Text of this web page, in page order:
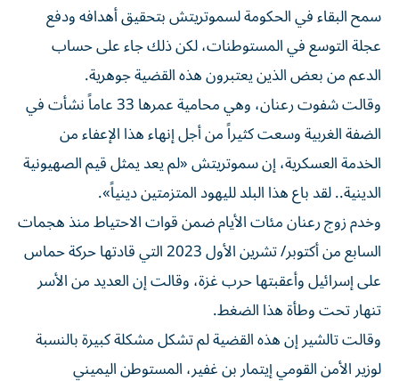
سمح البقاء في الحكومة لسموتريتش بتحقيق أهدافه ودفع
عجلة التوسع في المستوطنات، لكن ذلك جاء على حساب
الدعم من بعض الذين يعتبرون هذه القضية جوهرية.
وقالت شفوت رعنان، وهي محامية عمرها 33 عاماً نشأت في
الضفة الغربية وسعت كثيراً من أجل إنهاء هذا الإعفاء ‌من
الخدمة العسكرية، إن سموتريتش «لم ‌يعد يمثل قيم الصهيونية
الدينية.. لقد باع هذا البلد لليهود المتزمتين دينياً».
وخدم زوج رعنان ⁠مئات الأيام ضمن قوات الاحتياط منذ هجمات
السابع من أكتوبر/ تشرين الأول 2023 التي قادتها حركة حماس
على إسرائيل وأعقبتها حرب غزة، ‌وقالت إن العديد من الأسر
تنهار تحت وطأة هذا الضغط.
وقالت تالشير إن هذه القضية لم تشكل مشكلة كبيرة بالنسبة
لوزير الأمن القومي إيتمار بن غفير، المستوطن اليميني